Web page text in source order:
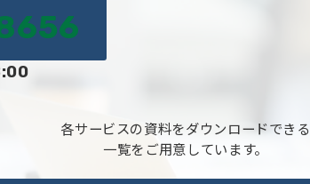
各サービスの資料をダウンロードできる
一覧をご用意しています。